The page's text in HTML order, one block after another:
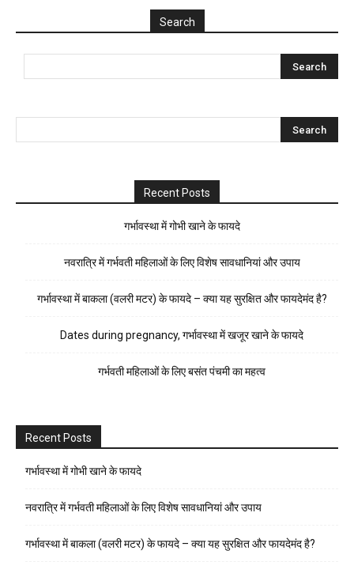
Search
Recent Posts
गर्भावस्था में गोभी खाने के फायदे
नवरात्रि में गर्भवती महिलाओं के लिए विशेष सावधानियां और उपाय
गर्भावस्था में बाकला (वलरी मटर) के फायदे – क्या यह सुरक्षित और फायदेमंद है?
Dates during pregnancy, गर्भावस्था में खजूर खाने के फायदे
गर्भवती महिलाओं के लिए बसंत पंचमी का महत्व
Recent Posts
गर्भावस्था में गोभी खाने के फायदे
नवरात्रि में गर्भवती महिलाओं के लिए विशेष सावधानियां और उपाय
गर्भावस्था में बाकला (वलरी मटर) के फायदे – क्या यह सुरक्षित और फायदेमंद है?